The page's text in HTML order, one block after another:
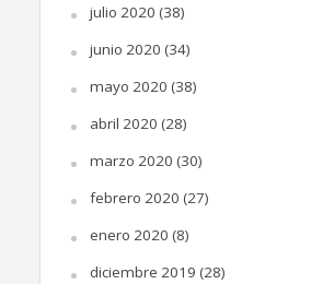
julio 2020 (38)
junio 2020 (34)
mayo 2020 (38)
abril 2020 (28)
marzo 2020 (30)
febrero 2020 (27)
enero 2020 (8)
diciembre 2019 (28)